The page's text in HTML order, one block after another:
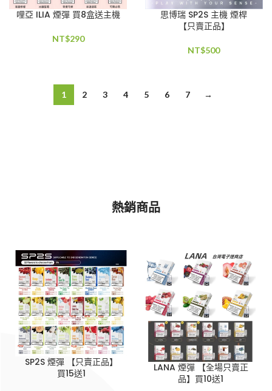
哩亞 ILIA 煙彈 買8盒送主機
NT$290
思博瑞 SP2S 主機 煙桿
【只賣正品】
NT$500
1 2 3 4 5 6 7 →
熱銷商品
SP2S 煙彈 【只賣正品】
買15送1
LANA 煙彈 【全場只賣正
品】買10送1